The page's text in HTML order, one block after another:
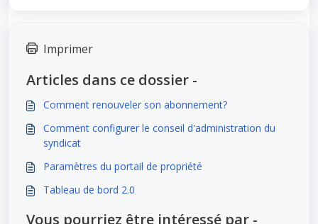
Imprimer
Articles dans ce dossier -
Comment renouveler son abonnement?
Comment configurer le conseil d'administration du
syndicat
Paramètres du portail de propriété
Tableau de bord 2.0
Vous pourriez être intéressé par -